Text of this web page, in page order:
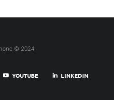
© 2024
YOUTUBE LINKEDIN